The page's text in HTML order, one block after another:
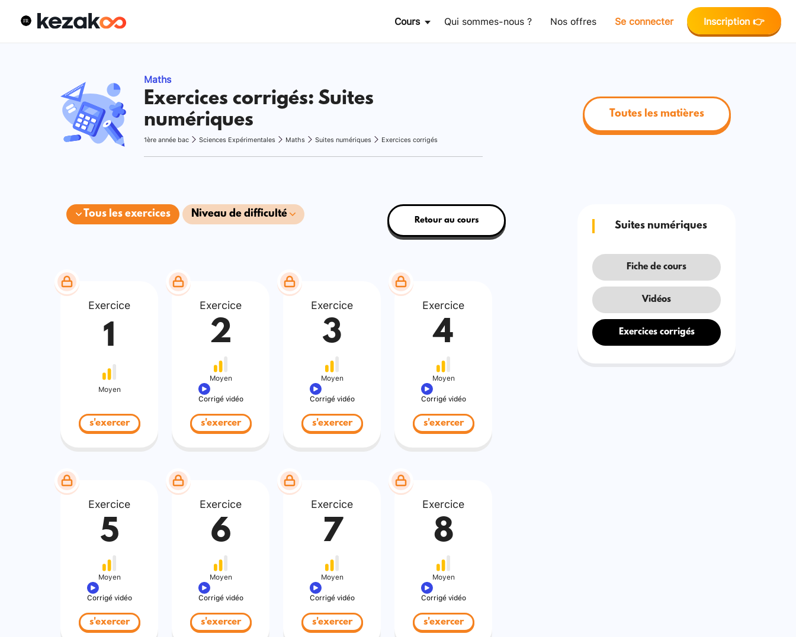
Cours Qui sommes-nous ? Nos offres Se connecter Inscription 👉
Maths
Exercices corrigés: Suites
numériques
1ère année bac Sciences Expérimentales Maths Suites numériques Exercices corrigés
Toutes les matières
Tous les exercices Niveau de difficulté
Retour au cours
Exercice
1
Moyen
s'exercer
Exercice
2
Moyen
Corrigé vidéo
s'exercer
Exercice
3
Moyen
Corrigé vidéo
s'exercer
Exercice
4
Moyen
Corrigé vidéo
s'exercer
Exercice
5
Moyen
Corrigé vidéo
s'exercer
Exercice
6
Moyen
Corrigé vidéo
s'exercer
Exercice
7
Moyen
Corrigé vidéo
s'exercer
Exercice
8
Moyen
Corrigé vidéo
s'exercer
Suites numériques
Fiche de cours
Vidéos
Exercices corrigés